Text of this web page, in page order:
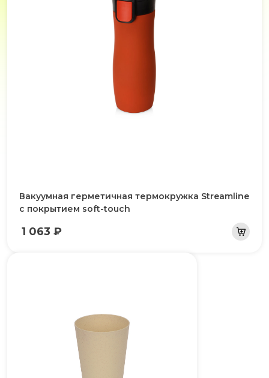
Вакуумная герметичная термокружка Streamline
с покрытием soft-touch
1 063 ₽